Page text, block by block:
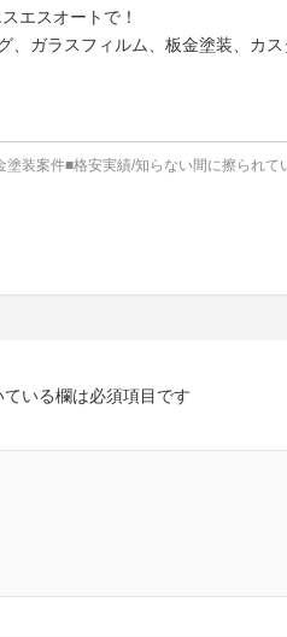
エスオートで！
、ガラスフィルム、板金塗装、カ
塗装案件■格安実績/知らない間に擦られて
ている欄は必須項目です